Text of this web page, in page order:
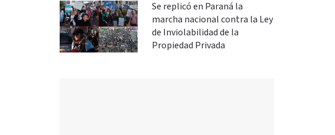
Se replicó en Paraná la
marcha nacional contra la Ley
de Inviolabilidad de la
Propiedad Privada